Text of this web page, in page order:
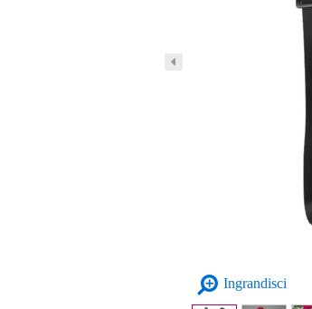
Ingrandisci